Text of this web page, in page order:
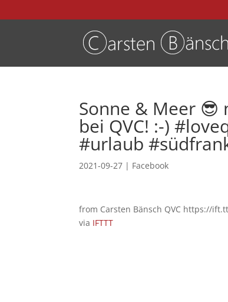
Sonne & Meer 😎
bei QVC! :-)
#urlaub
2021-09-27 | Facebook
from Carsten Bänsch QVC https://
via IFTTT